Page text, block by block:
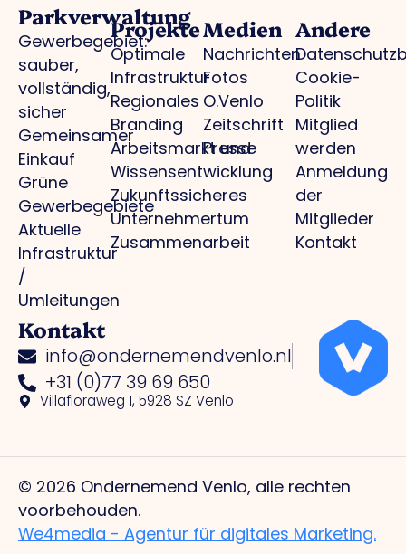
Parkverwaltung
Gewerbegebiet:
sauber,
vollständig,
sicher
Gemeinsamer
Einkauf
Grüne
Gewerbegebiete
Aktuelle
Infrastruktur
/
Umleitungen
Projekte
Optimale
Infrastruktur
Regionales
Branding
Arbeitsmarkt und
Wissensentwicklung
Zukunftssicheres
Unternehmertum
Zusammenarbeit
Medien
Nachrichten
Fotos
O.Venlo
Zeitschrift
Presse
Andere
Cookie-
Politik
Mitglied
werden
Anmeldung
der
Mitglieder
Kontakt
Kontakt
info@ondernemendvenlo.nl
+31 (0)77 39 69 650
Villafloraweg 1, 5928 SZ Venlo
© 2026 Ondernemend Venlo, alle rechten
voorbehouden.
We4media - Agentur für digitales Marketing.